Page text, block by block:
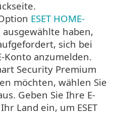
ESET HOME-
ausgewählte haben,
sich bei
Konto anzumelden.
Security Premium
möchten, wählen Sie
Geben Sie Ihre E-
Land ein, um ESET